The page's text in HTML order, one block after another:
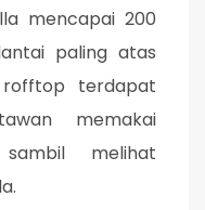
mencapai 200
paling atas
terdapat
memakai
melihat